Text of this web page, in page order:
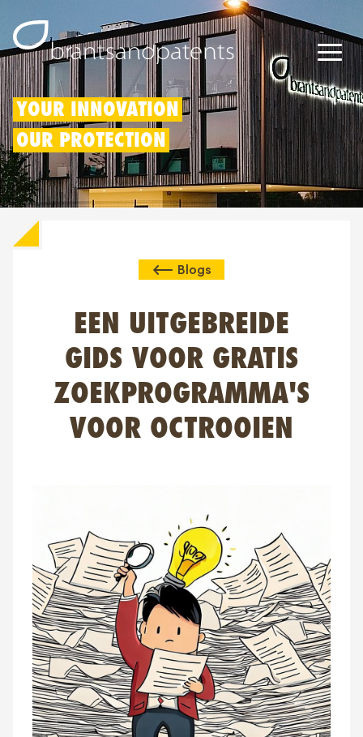
Octrooien
Merken
Modellen
Jobs
FAQ
Contact
FR EN
YOUR INNOVATION
OUR PROTECTION
Blogs
EEN UITGEBREIDE
GIDS VOOR GRATIS
ZOEKPROGRAMMA'S
VOOR OCTROOIEN